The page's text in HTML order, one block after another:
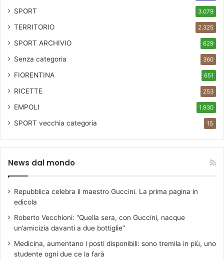
SPORT 3.079
TERRITORIO 2.325
SPORT ARCHIVIO 629
Senza categoria 360
FIORENTINA 651
RICETTE 253
EMPOLI 1.930
SPORT vecchia categoria 15
News dal mondo
Repubblica celebra il maestro Guccini. La prima pagina in
edicola
Roberto Vecchioni: “Quella sera, con Guccini, nacque
un’amicizia davanti a due bottiglie”
Medicina, aumentano i posti disponibili: sono tremila in più, uno
studente ogni due ce la farà